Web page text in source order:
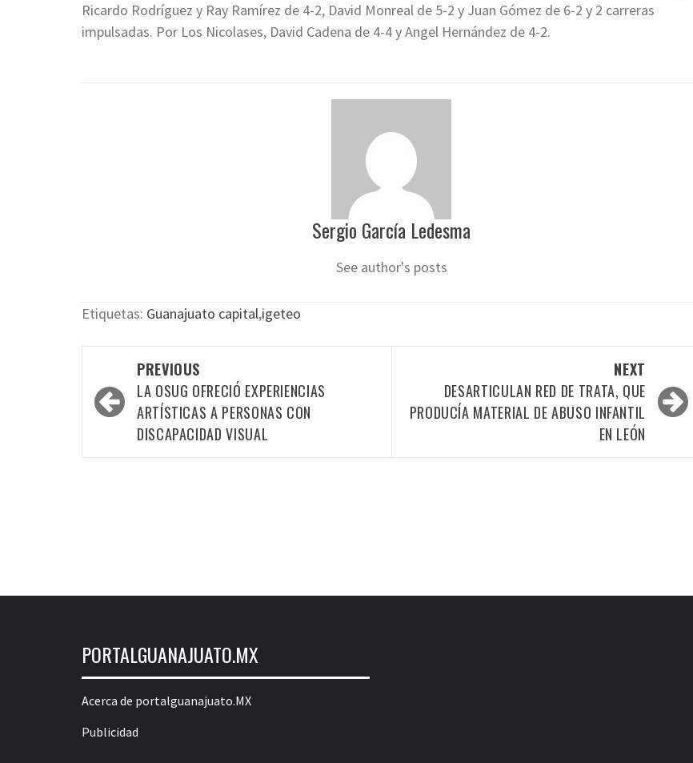
Ricardo Rodríguez y Ray Ramírez de 4-2, David Monreal de 5-2 y Juan Gómez de 6-2 y 2 carreras
impulsadas. Por Los Nicolases, David Cadena de 4-4 y Angel Hernández de 4-2.
Sergio García Ledesma
See author's posts
Etiquetas: Guanajuato capital,igeteo
navigation
PREVIOUS
LA OSUG OFRECIÓ EXPERIENCIAS
ARTÍSTICAS A PERSONAS CON
DISCAPACIDAD VISUAL
NEXT
DESARTICULAN RED DE TRATA, QUE
PRODUCÍA MATERIAL DE ABUSO INFANTIL
EN LEÓN
PORTALGUANAJUATO.MX
Acerca de portalguanajuato.MX
Publicidad